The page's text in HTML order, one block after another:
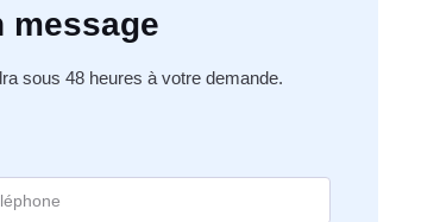
message
sous 48 heures à votre demande.